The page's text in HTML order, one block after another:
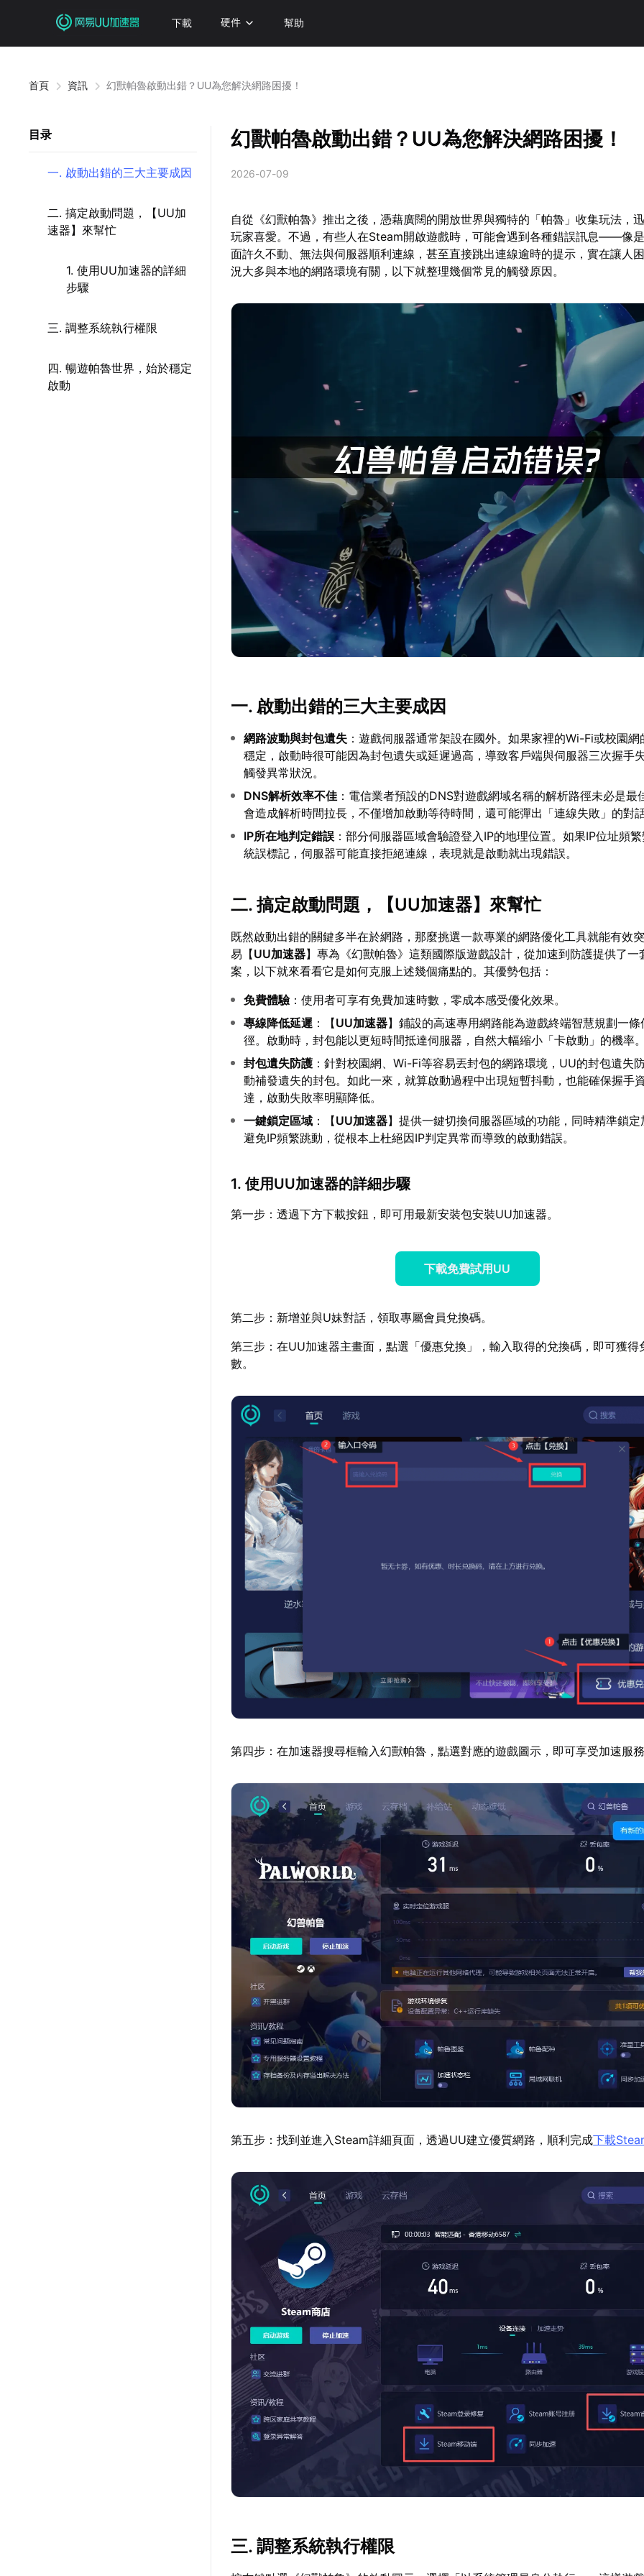
下載 硬件 幫助
首頁 資訊 幻獸帕魯啟動出錯？UU為您解決網路困擾！
目录
一. 啟動出錯的三大主要成因
二. 搞定啟動問題，【UU加
速器】來幫忙
1. 使用UU加速器的詳細
步驟
三. 調整系統執行權限
四. 暢遊帕魯世界，始於穩定
啟動
幻獸帕魯啟動出錯？UU為您解決網路困擾！
2026-07-09
自從《幻獸帕魯》推出之後，憑藉廣闊的開放世界與獨特的「帕魯」收集玩法，
玩家喜愛。不過，有些人在Steam開啟遊戲時，可能會遇到各種錯誤訊息——像
面許久不動、無法與伺服器順利連線，甚至直接跳出連線逾時的提示，實在讓人
況大多與本地的網路環境有關，以下就整理幾個常見的觸發原因。
一. 啟動出錯的三大主要成因
網路波動與封包遺失 ：遊戲伺服器通常架設在國外。如果家裡的Wi-Fi或校園
穩定，啟動時很可能因為封包遺失或延遲過高，導致客戶端與伺服器三次握手
觸發異常狀況。
DNS解析效率不佳 ：電信業者預設的DNS對遊戲網域名稱的解析路徑未必是最
會造成解析時間拉長，不僅增加啟動等待時間，還可能彈出「連線失敗」的對
IP所在地判定錯誤 ：部分伺服器區域會驗證登入IP的地理位置。如果IP位址頻
統誤標記，伺服器可能直接拒絕連線，表現就是啟動就出現錯誤。
二. 搞定啟動問題，【UU加速器】來幫忙
既然啟動出錯的關鍵多半在於網路，那麼挑選一款專業的網路優化工具就能有效
易【UU加速器】專為《幻獸帕魯》這類國際版遊戲設計，從加速到防護提供了一
案，以下就來看看它是如何克服上述幾個痛點的。其優勢包括：
免費體驗：使用者可享有免費加速時數，零成本感受優化效果。
專線降低延遲 ：【UU加速器】鋪設的高速專用網路能為遊戲終端智慧規劃一
徑。啟動時，封包能以更短時間抵達伺服器，自然大幅縮小「卡啟動」的機率
封包遺失防護 ：針對校園網、Wi-Fi等容易丟封包的網路環境，UU的封包遺失
動補發遺失的封包。如此一來，就算啟動過程中出現短暫抖動，也能確保握手
達，啟動失敗率明顯降低。
一鍵鎖定區域 ：【UU加速器】提供一鍵切換伺服器區域的功能，同時精準鎖
避免IP頻繁跳動，從根本上杜絕因IP判定異常而導致的啟動錯誤。
1. 使用UU加速器的詳細步驟
第一步：透過下方下載按鈕，即可用最新安裝包安裝UU加速器。
下載免費試用UU
第二步：新增並與U妹對話，領取專屬會員兌換碼。
第三步：在UU加速器主畫面，點選「優惠兌換」，輸入取得的兌換碼，即可獲得
數。
第四步：在加速器搜尋框輸入幻獸帕魯，點選對應的遊戲圖示，即可享受加速服
第五步：找到並進入Steam詳細頁面，透過UU建立優質網路，順利完成下載
三. 調整系統執行權限